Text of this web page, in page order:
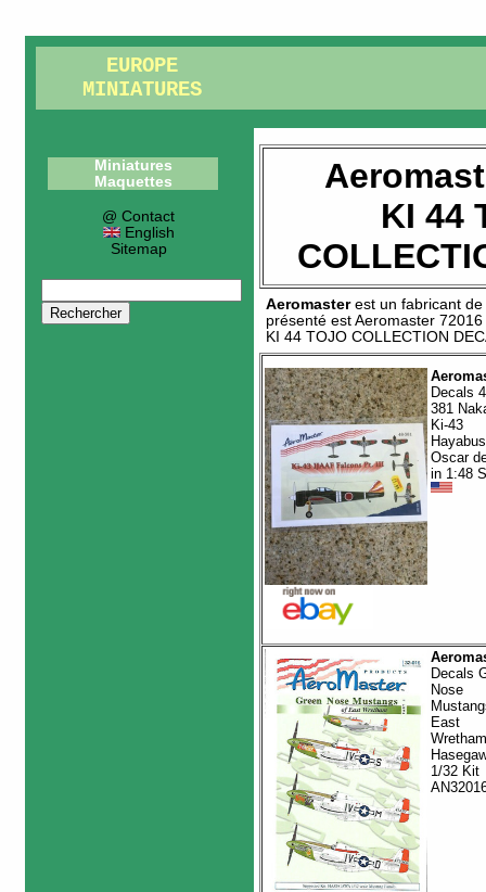
EUROPE
MINIATURES
Miniatures
Maquettes
@ Contact
English
Sitemap
KI 44
Aeromasterest un fabricant
présenté estAeromaster 72016
KI 44 TOJO COLLECTION
Decals
381
Ki-43
Oscar
in 1:48
Decals
Nose
East
1/32 Kit